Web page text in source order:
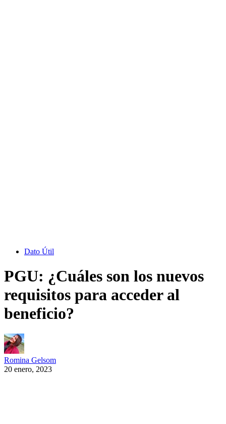
Dato Útil
PGU: ¿Cuáles son los nuevos
requisitos para acceder al
beneficio?
Romina Gelsom
20 enero, 2023